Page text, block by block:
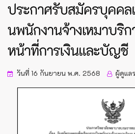
ประกาศรับสมัครบุคคล
นพนักงานจ้างเหมาบริก
หน้าที่การเงินและบัญชี
วันที่ 16 กันยายน พ.ศ. 2568 ผู้ดูแล